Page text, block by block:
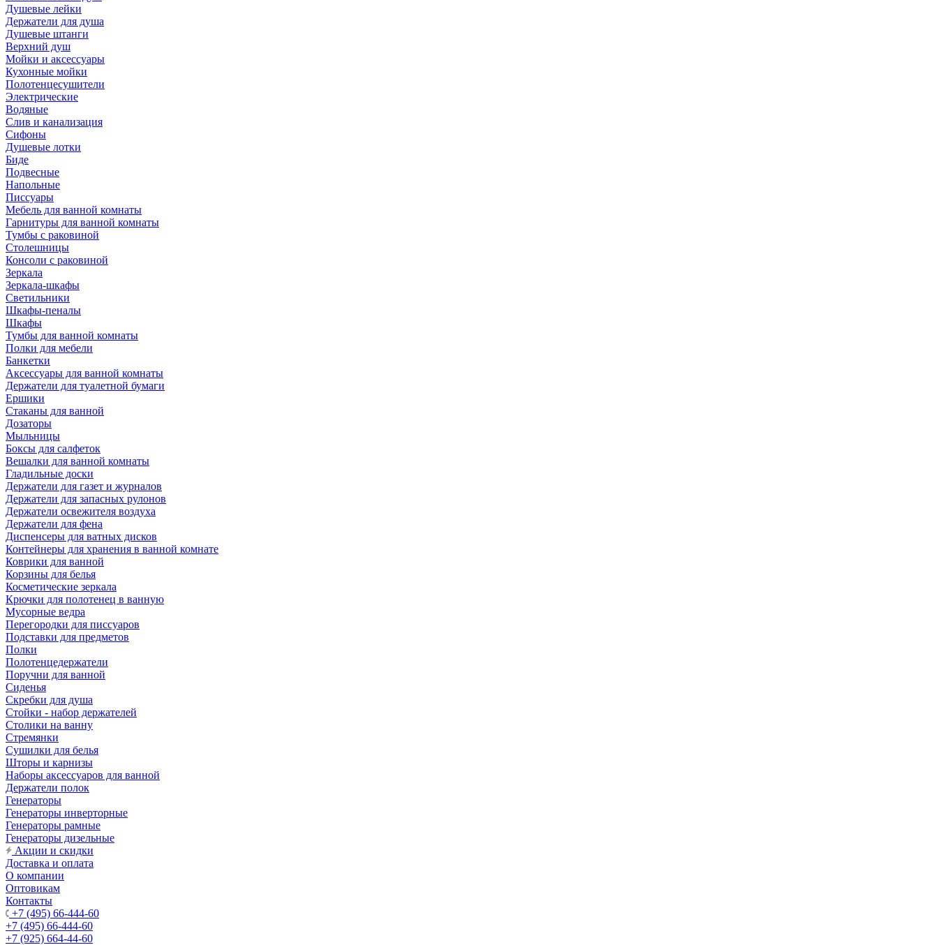
Душевые лейки
Держатели для душа
Душевые штанги
Верхний душ
Мойки и аксессуары
Кухонные мойки
Полотенцесушители
Электрические
Водяные
Слив и канализация
Сифоны
Душевые лотки
Биде
Подвесные
Напольные
Писсуары
Мебель для ванной комнаты
Гарнитуры для ванной комнаты
Тумбы с раковиной
Столешницы
Консоли с раковиной
Зеркала
Зеркала-шкафы
Светильники
Шкафы-пеналы
Шкафы
Тумбы для ванной комнаты
Полки для мебели
Банкетки
Аксессуары для ванной комнаты
Держатели для туалетной бумаги
Ершики
Стаканы для ванной
Дозаторы
Мыльницы
Боксы для салфеток
Вешалки для ванной комнаты
Гладильные доски
Держатели для газет и журналов
Держатели для запасных рулонов
Держатели освежителя воздуха
Держатели для фена
Диспенсеры для ватных дисков
Контейнеры для хранения в ванной комнате
Коврики для ванной
Корзины для белья
Косметические зеркала
Крючки для полотенец в ванную
Мусорные ведра
Перегородки для писсуаров
Подставки для предметов
Полки
Полотенцедержатели
Поручни для ванной
Сиденья
Скребки для душа
Стойки - набор держателей
Столики на ванну
Стремянки
Сушилки для белья
Шторы и карнизы
Наборы аксессуаров для ванной
Держатели полок
Генераторы
Генераторы инверторные
Генераторы рамные
Генераторы дизельные
Акции и скидки
Доставка и оплата
О компании
Оптовикам
Контакты
+7 (495) 66-444-60
+7 (495) 66-444-60
+7 (925) 664-44-60